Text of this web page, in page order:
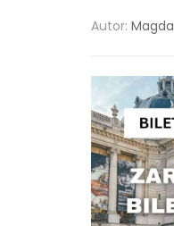
Autor: Magda